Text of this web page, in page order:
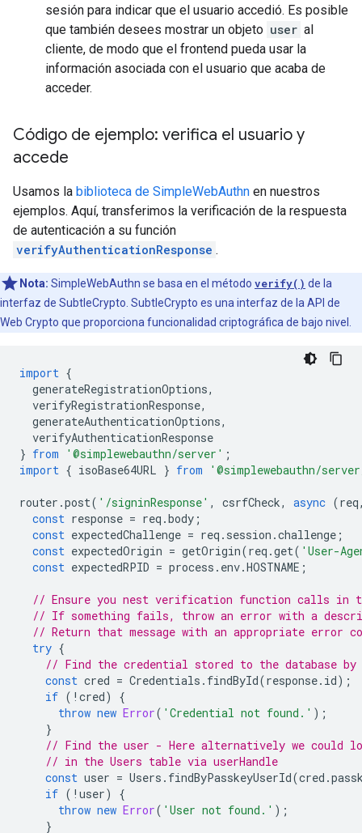
sesión para indicar que el usuario accedió. Es posible
que también desees mostrar un objeto user al
cliente, de modo que el frontend pueda usar la
información asociada con el usuario que acaba de
acceder.
Código de ejemplo: verifica el usuario y
accede
Usamos la biblioteca de SimpleWebAuthn en nuestros
ejemplos. Aquí, transferimos la verificación de la respuesta
de autenticación a su función
verifyAuthenticationResponse .
Nota: SimpleWebAuthn se basa en el método verify() de la
interfaz de SubtleCrypto. SubtleCrypto es una interfaz de la API de
Web Crypto que proporciona funcionalidad criptográfica de bajo nivel.
import {
generateRegistrationOptions,
verifyRegistrationResponse,
generateAuthenticationOptions,
verifyAuthenticationResponse
} from '@simplewebauthn/server' ;
import { isoBase64URL } from '@simplewebauthn/
router .post( '/signinResponse' , csrfCheck, async (req
const response = req .body ;
const expectedChallenge = req . session .challenge ;
const expectedOrigin = getOrigin(req .get( 'User-
const expectedRPID = process . env.HOSTNAME ;
// Ensure you nest verification function calls in
// If something fails, throw an error with a
// Return that message with an appropriate error
try {
// Find the credential stored to the database
const cred = Credentials . findById(response. id);
if ( ! cred)
{
throw new Error( 'Credential not found.' );
}
// Find the user - Here alternatively we could
// in the Users table via userHandle
const user = Users . findByPasskeyUserId(cred .
if ( ! user)
{
throw new Error( 'User not found.' );
}